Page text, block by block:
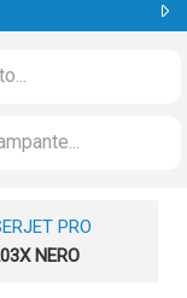
PRO
NERO